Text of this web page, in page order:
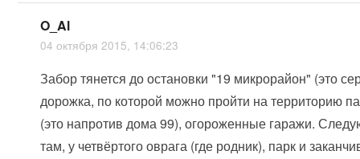
O_Al
04 октября 2015, 14:06:23
Забор тянется до остановки "19 микрорайон" (это
дорожка, по которой можно пройти на территорию
(это напротив дома 99), огороженные гаражи.
там, у четвёртого оврага (где родник), парк и